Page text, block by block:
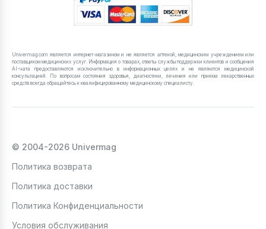
Univermag.com является интернет-магазином и не является аптекой, медицинским учреждением или
поставщиком медицинских услуг. Информация о товарах, ответы службы поддержки клиентов и сообщения
AI-чата предоставляются исключительно в информационных целях и не являются медицинской
консультацией. По вопросам состояния здоровья, диагностики, лечения или приема лекарственных
средств всегда обращайтесь к квалифицированному медицинскому специалисту.
© 2004-2026 Univermag
Политика возврата
Политика доставки
Политика Конфиденциальности
Условия обслуживания